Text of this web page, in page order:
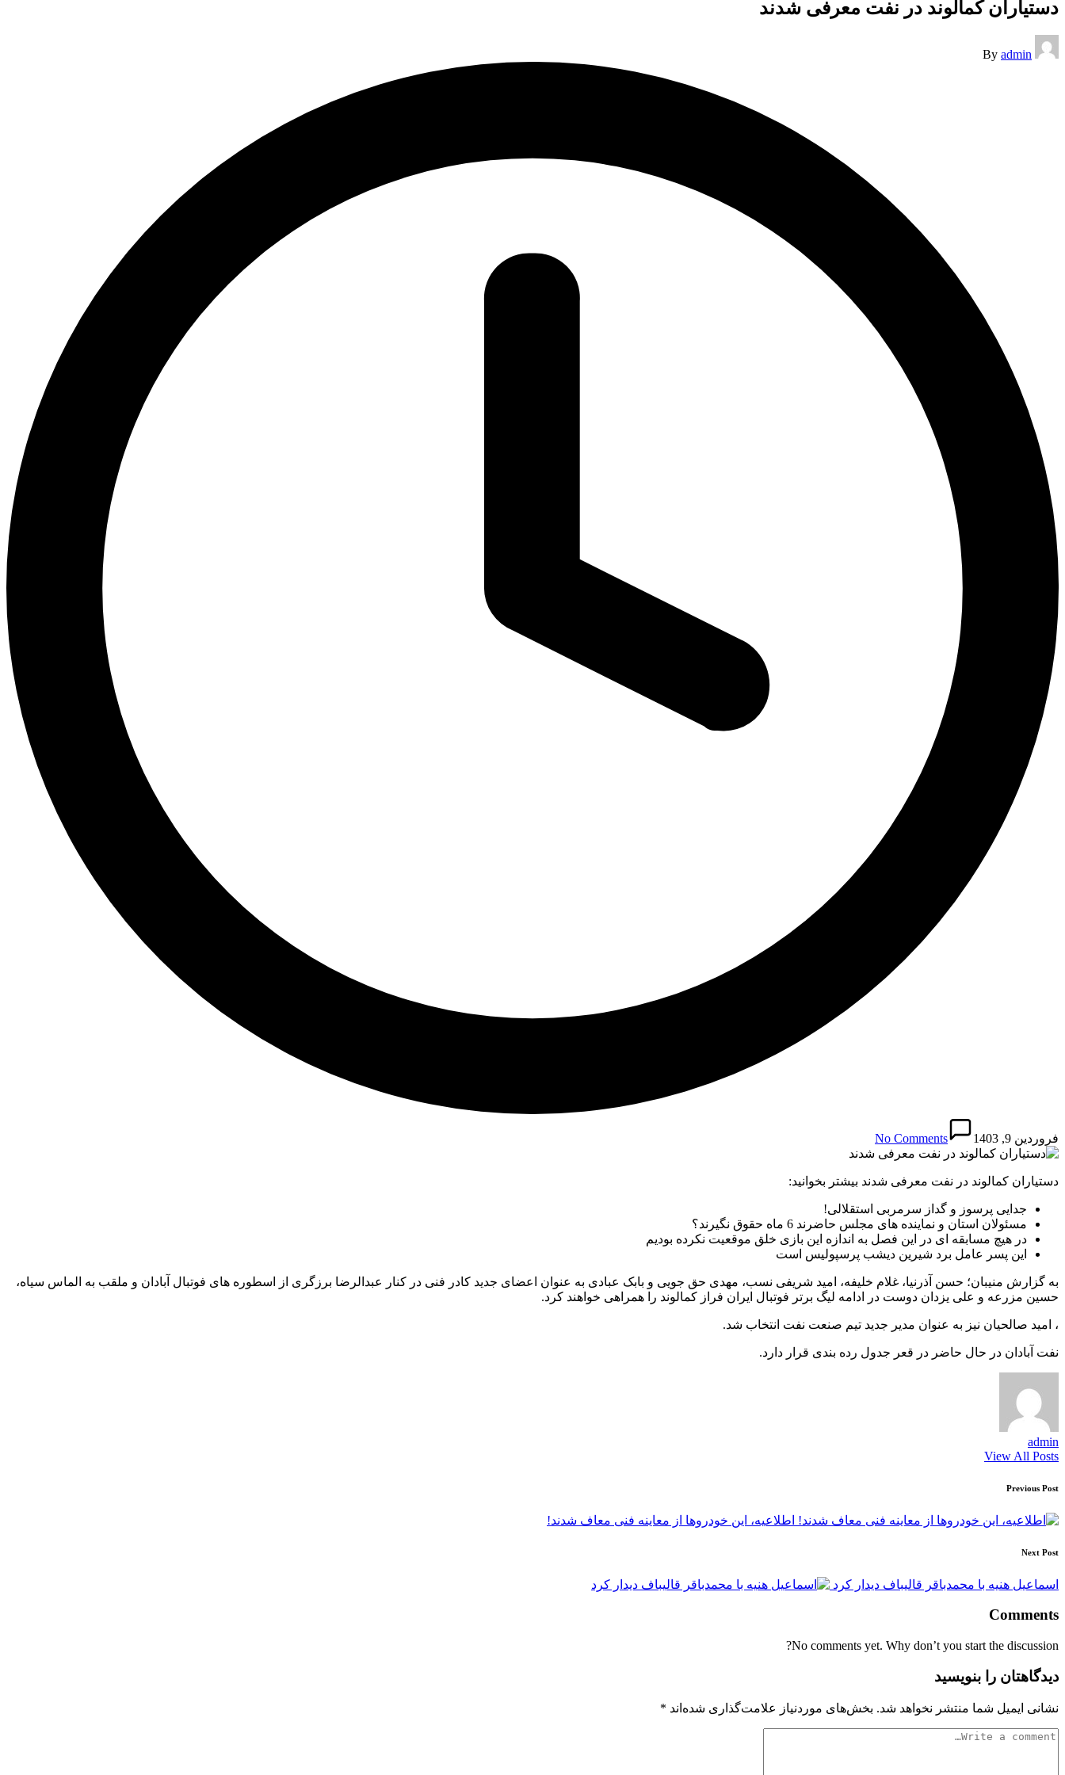
دستیاران کمالوند در نفت معرفی شدند
Posted
by
By admin
فروردین 9, 1403 No Comments
دستیاران کمالوند در نفت معرفی شدند بیشتر بخوانید:
جدایی پرسوز و گداز سرمربی استقلالی!
مسئولان استان و نماینده ‌های مجلس حاضرند 6 ماه حقوق نگیرند؟
در هیچ مسابقه ‌ای در این فصل به اندازه این بازی خلق موقعیت نکرده بودیم
این پسر عامل برد شیرین دیشب پرسپولیس است
به گزارش منیبان؛ حسن آذرنیا، غلام خلیفه، امید شریفی نسب، مهدی حق جویی و بابک عبادی به عنوان اعضای جدید کادر فنی در کنار عبدالرضا برزگری از اسطوره های فوتبال آبادان و ملقب به الماس سیاه،
حسین مزرعه و علی یزدان دوست در ادامه لیگ برتر فوتبال ایران فراز کمالوند را همراهی خواهند کرد.
، امید صالحیان نیز به عنوان مدیر جدید تیم صنعت نفت انتخاب شد.
نفت آبادان در حال حاضر در قعر جدول رده بندی قرار دارد.
admin
View All Posts
Post
navigation
Previous Post
اطلاعیه، این خودروها از معاینه فنی معاف شدند!
Next Post
اسماعیل هنیه با محمدباقر قالیباف دیدار کرد
Comments
No comments yet. Why don’t you start the discussion?
دیدگاهتان را بنویسید
نشانی ایمیل شما منتشر نخواهد شد. بخش‌های موردنیاز علامت‌گذاری شده‌اند *